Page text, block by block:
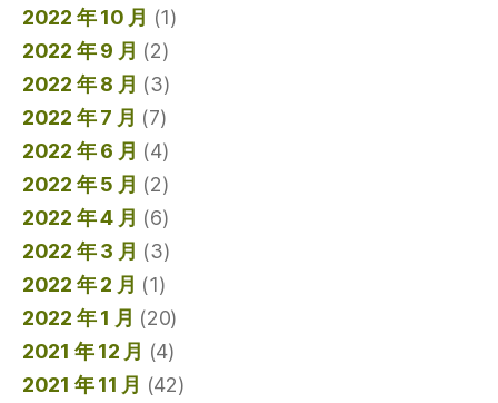
2022 年 10 月 (1)
2022 年 9 月 (2)
2022 年 8 月 (3)
2022 年 7 月 (7)
2022 年 6 月 (4)
2022 年 5 月 (2)
2022 年 4 月 (6)
2022 年 3 月 (3)
2022 年 2 月 (1)
2022 年 1 月 (20)
2021 年 12 月 (4)
2021 年 11 月 (42)